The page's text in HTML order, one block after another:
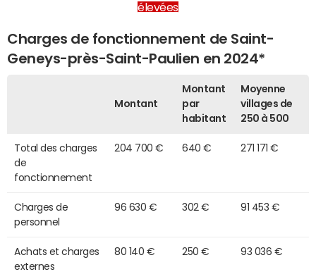
élevées
Charges de fonctionnement de Saint-
Geneys-près-Saint-Paulien en 2024*
Montant
Montant
par
habitant
Moyenne
villages de
250 à 500
Total des charges
de
fonctionnement
204 700 € 640 € 271 171 €
Charges de
personnel
96 630 € 302 € 91 453 €
Achats et charges
externes
80 140 € 250 € 93 036 €